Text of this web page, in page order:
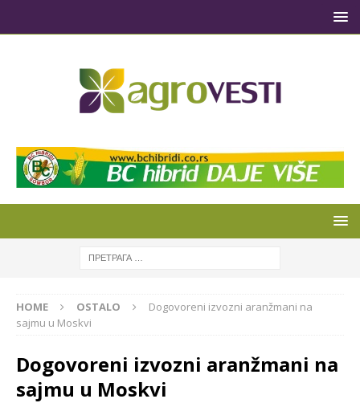
HOME OSTALO
Dogovoreni izvozni aranžmani na
sajmu u Moskvi
Dogovoreni izvozni aranžmani na
sajmu u Moskvi